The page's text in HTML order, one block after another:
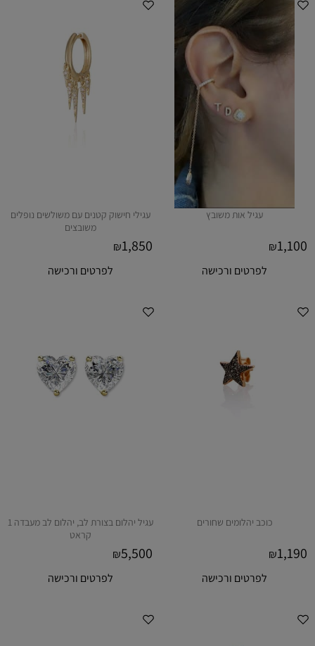
עגיל אות משובץ
₪1,100
לפרטים ורכישה
עגילי חישוק קטנים עם משולשים נופלים
משובצים
₪1,850
לפרטים ורכישה
כוכב יהלומים שחורים
₪1,190
לפרטים ורכישה
עגיל יהלום בצורת לב, יהלום לב מעבדה 1
קראט
₪5,500
לפרטים ורכישה